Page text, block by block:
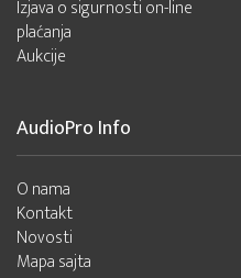
Izjava o sigurnosti on-line
plaćanja
Aukcije
AudioPro Info
O nama
Kontakt
Novosti
Mapa sajta